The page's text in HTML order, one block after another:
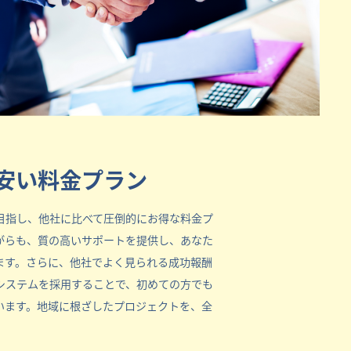
い料金プラン
し、他社に比べて圧倒的にお得な料金プ
も、質の高いサポートを提供し、あなた
。さらに、他社でよく見られる成功報酬
テムを採用することで、初めての方でも
す。地域に根ざしたプロジェクトを、全